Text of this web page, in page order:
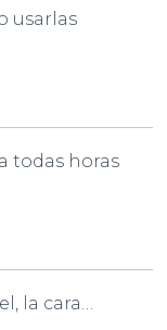
usarlas
todas horas
la cara…